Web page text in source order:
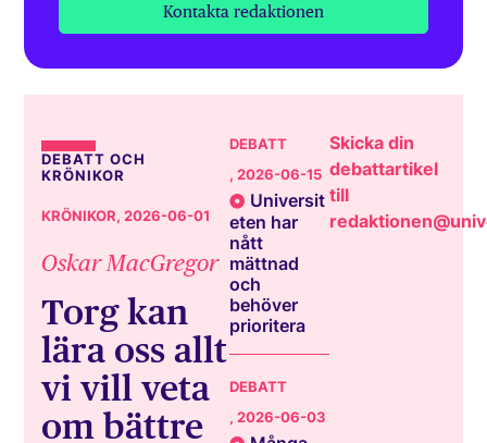
Kontakta redaktionen
DEBATT OCH
KRÖNIKOR
KRÖNIKOR, 2026-06-01
Oskar MacGregor
Torg kan
lära oss allt
vi vill veta
om bättre
DEBATT
, 2026-06-15
Universit
eten har
nått
mättnad
och
behöver
prioritera
DEBATT
, 2026-06-03
Skicka din
debattartikel
till